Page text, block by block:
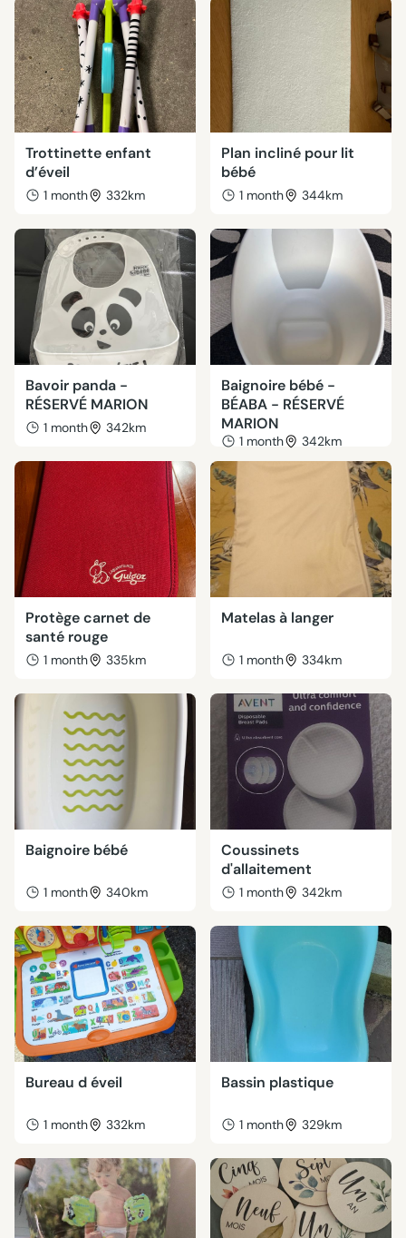
Trottinette enfant
d’éveil
1 month 332km
Plan incliné pour lit
bébé
1 month 344km
Bavoir panda -
RÉSERVÉ MARION
1 month 342km
Baignoire bébé -
BÉABA - RÉSERVÉ
MARION
1 month 342km
Protège carnet de
santé rouge
1 month 335km
Matelas à langer
1 month 334km
Baignoire bébé
1 month 340km
Coussinets
d'allaitement
1 month 342km
Bureau d éveil
1 month 332km
Bassin plastique
1 month 329km